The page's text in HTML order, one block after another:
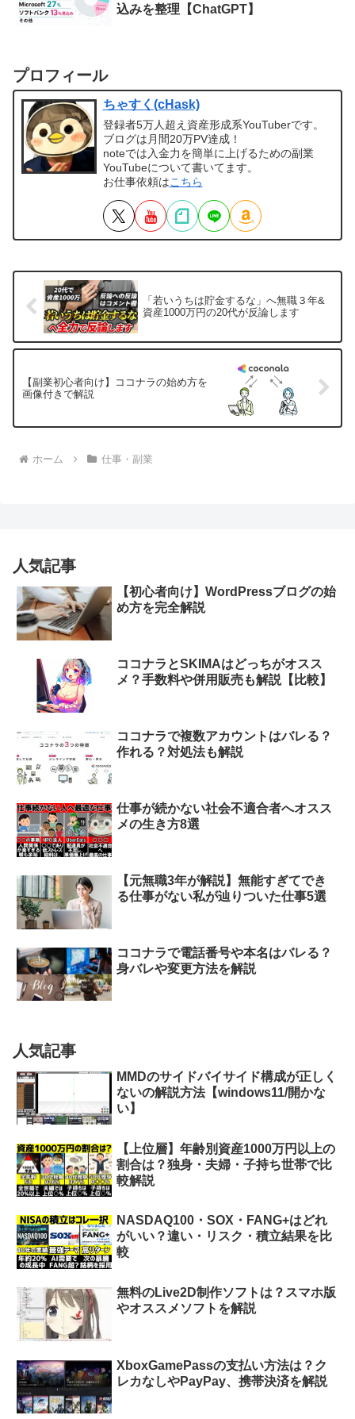
込みを整理【ChatGPT】
プロフィール
ちゃすく(cHask)
登録者5万人超え資産形成系YouTuberです。
ブログは月間20万PV達成！
noteでは入金力を簡単に上げるための副業
YouTubeについて書いてます。
お仕事依頼はこちら
「若いうちは貯金するな」へ無職３年&
資産1000万円の20代が反論します
【副業初心者向け】ココナラの始め方を
画像付きで解説
ホーム 仕事・副業
人気記事
【初心者向け】WordPressブログの始
め方を完全解説
ココナラとSKIMAはどっちがオスス
メ？手数料や併用販売も解説【比較】
ココナラで複数アカウントはバレる？
作れる？対処法も解説
仕事が続かない社会不適合者へオスス
メの生き方8選
【元無職3年が解説】無能すぎてでき
る仕事がない私が辿りついた仕事5選
ココナラで電話番号や本名はバレる？
身バレや変更方法を解説
人気記事
MMDのサイドバイサイド構成が正しく
ないの解説方法【windows11/開かな
い】
【上位層】年齢別資産1000万円以上の
割合は？独身・夫婦・子持ち世帯で比
較解説
NASDAQ100・SOX・FANG+はどれ
がいい？違い・リスク・積立結果を比
較
無料のLive2D制作ソフトは？スマホ版
やオススメソフトを解説
XboxGamePassの支払い方法は？ク
レカなしやPayPay、携帯決済を解説